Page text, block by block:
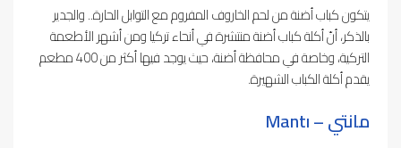
يتكون كباب أضنة من لحم الخاروف المفروم مع التوابل الحارة.. والجدير
بالذكر، أنّ أكلة كباب أضنة منتشرة في أنحاء تركيا ومن أشهر الأطعمة
التركية، وخاصة في محافظة أضنة، حيث يوجد فيها أكثر من 400 مطعم
يقدم أكلة الكباب الشهيرة.
مانتي –